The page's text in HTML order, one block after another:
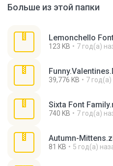
Больше из этой папки
Lemonchello
123 KB 7 год(а)
39,776 KB 7 год(а)
Sixta Font
740 KB 7 год(а)
Autumn-
81 KB 5 год(а)